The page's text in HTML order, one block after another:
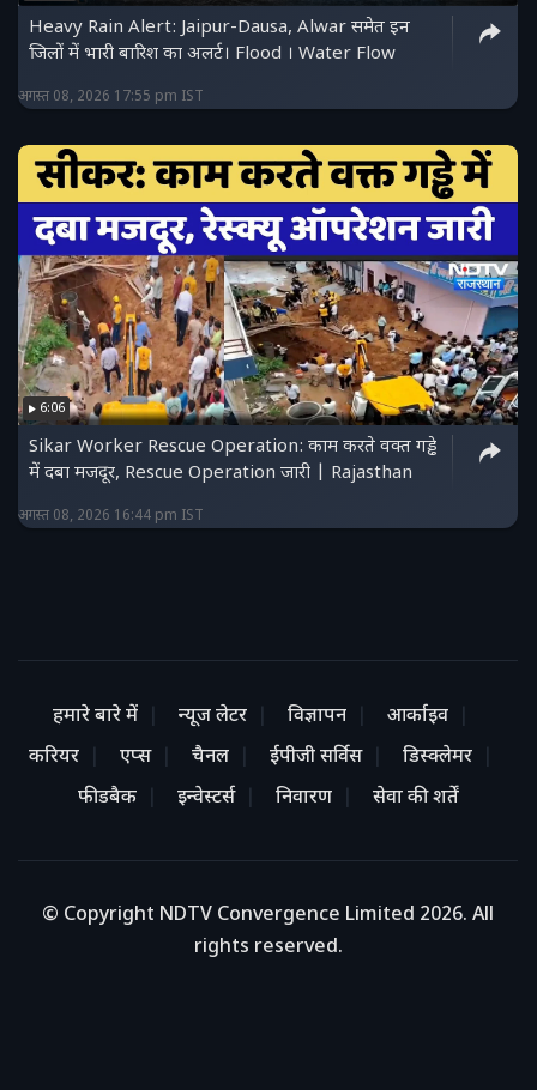
Heavy Rain Alert: Jaipur-Dausa, Alwar समेत इन
जिलों में भारी बारिश का अलर्ट। Flood । Water Flow
अगस्त 08, 2026 17:55 pm IST
6:06
Sikar Worker Rescue Operation: काम करते वक्त गड्ढे
में दबा मजदूर, Rescue Operation जारी | Rajasthan
अगस्त 08, 2026 16:44 pm IST
हमारे बारे में न्यूज लेटर विज्ञापन
आर्काइव
करियर
एप्स चैनल ईपीजी सर्विस
डिस्क्लेमर
फीडबैक
इन्वेस्टर्स निवारण सेवा की शर्तें
© Copyright NDTV Convergence Limited 2026. All
rights reserved.